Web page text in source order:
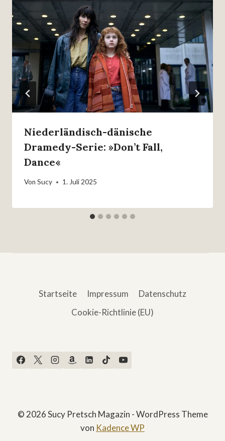
Niederländisch-dänische
Dramedy-Serie: »Don’t Fall,
Dance«
Von Sucy 1. Juli 2025
Startseite Impressum
Datenschutz
Cookie-Richtlinie (EU)
© 2026 Sucy Pretsch Magazin - WordPress Theme
von Kadence WP